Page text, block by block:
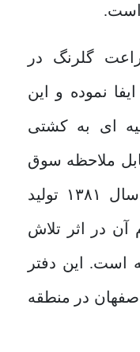
است.
گلرنگ در
نموده و این
ای به کشتی
ملاحظه سوق
داده است به نحوی که در سال ۱۳۸۱ تولید
آن در اثر تلاش
است. این دفتر
در منطقه